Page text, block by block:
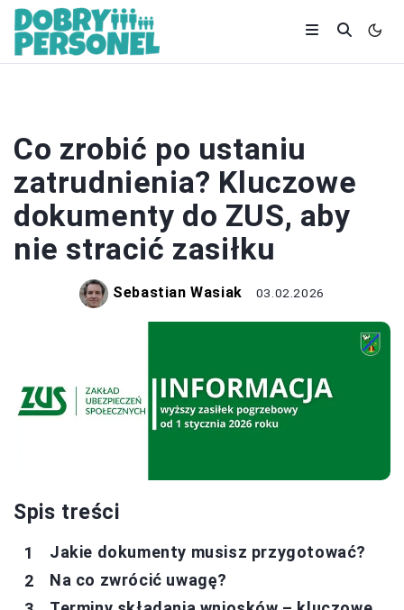
Co zrobić po ustaniu
zatrudnienia? Kluczowe
dokumenty do ZUS, aby
nie stracić zasiłku
Sebastian Wasiak 03.02.2026
Spis treści
Jakie dokumenty musisz przygotować?
Na co zwrócić uwagę?